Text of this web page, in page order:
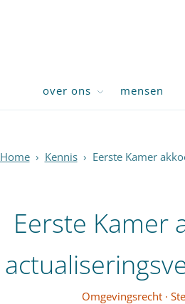
over ons mensen
Home › Kennis › Eerste Kamer
Eerste Kamer
Omgevingsrecht ·